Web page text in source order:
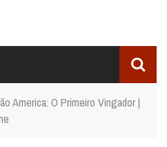
America: O Primeiro Vingador |